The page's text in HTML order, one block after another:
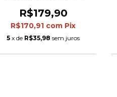
Amarela com detalhes em
preto e laranja
R$179,90
R$170,91 com Pix
5 x de R$35,98 sem juros